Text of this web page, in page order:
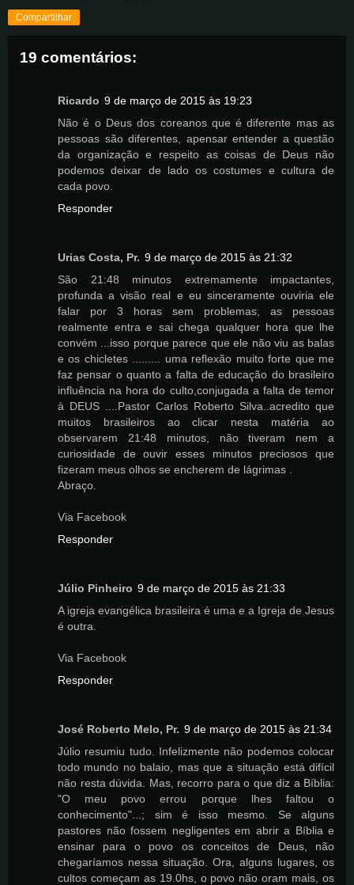
Compartilhar
19 comentários:
Ricardo 9 de março de 2015 às 19:23
Não é o Deus dos coreanos que é diferente mas as
pessoas são diferentes, apensar entender a questão
da organização e respeito as coisas de Deus não
podemos deixar de lado os costumes e cultura de
cada povo.
Responder
Urias Costa, Pr. 9 de março de 2015 às 21:32
São 21:48 minutos extremamente impactantes,
profunda a visão real e eu sinceramente ouviria ele
falar por 3 horas sem problemas, as pessoas
realmente entra e sai chega qualquer hora que lhe
convém ...isso porque parece que ele não viu as balas
e os chicletes ......... uma reflexão muito forte que me
faz pensar o quanto a falta de educação do brasileiro
influência na hora do culto,conjugada a falta de temor
à DEUS ....Pastor Carlos Roberto Silva..acredito que
muitos brasileiros ao clicar nesta matéria ao
observarem 21:48 minutos, não tiveram nem a
curiosidade de ouvir esses minutos preciosos que
fizeram meus olhos se encherem de lágrimas .
Abraço.
Via Facebook
Responder
Júlio Pinheiro 9 de março de 2015 às 21:33
A igreja evangélica brasileira é uma e a Igreja de Jesus
é outra.
Via Facebook
Responder
José Roberto Melo, Pr. 9 de março de 2015 às 21:34
Júlio resumiu tudo. Infelizmente não podemos colocar
todo mundo no balaio, mas que a situação está difícil
não resta dúvida. Mas, recorro para o que diz a Bíblia:
"O meu povo errou porque lhes faltou o
conhecimento"...; sim é isso mesmo. Se alguns
pastores não fossem negligentes em abrir a Bíblia e
ensinar para o povo os conceitos de Deus, não
chegaríamos nessa situação. Ora, alguns lugares, os
cultos começam as 19.0hs, o povo não oram mais, os